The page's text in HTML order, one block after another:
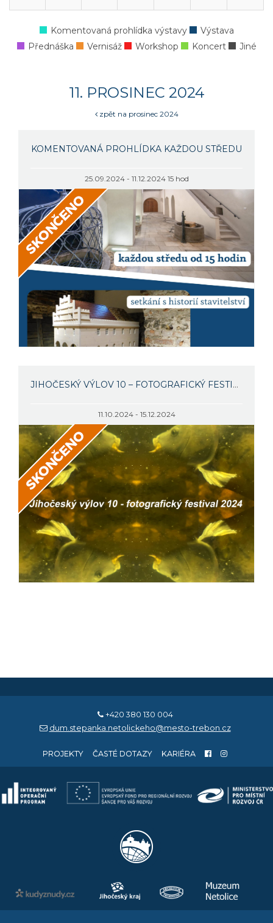
Komentovaná prohlídka výstavy
Výstava
Přednáška
Vernisáž Workshop Koncert Jiné
11. PROSINEC 2024
zpět na prosinec 2024
KOMENTOVANÁ PROHLÍDKA KAŽDOU STŘEDU
25.09.2024 - 11.12.2024 15 hod
JIHOČESKÝ VÝLOV 10 – FOTOGRAFICKÝ FESTIVAL
11.10.2024 - 15.12.2024
+420 380 130 004
dum.stepanka.netolickeho@mesto-trebon.cz
PROJEKTY ČASTÉ DOTAZY KARIÉRA